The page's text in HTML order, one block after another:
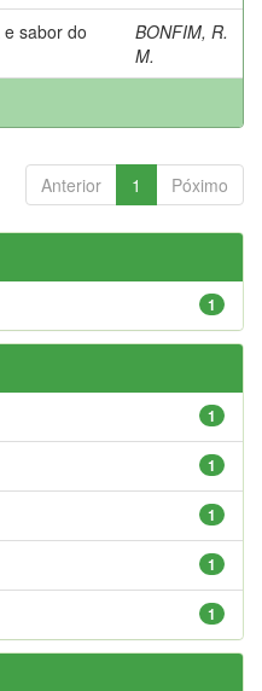
sabor do
BONFIM, R.
M.
Anterior 1 Póximo
1
1
1
1
1
1